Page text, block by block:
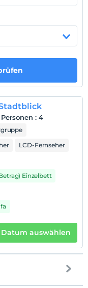
Alter von 12
: 4
LCD-Fernseher
Betrag) Einzelbett
Datum auswählen